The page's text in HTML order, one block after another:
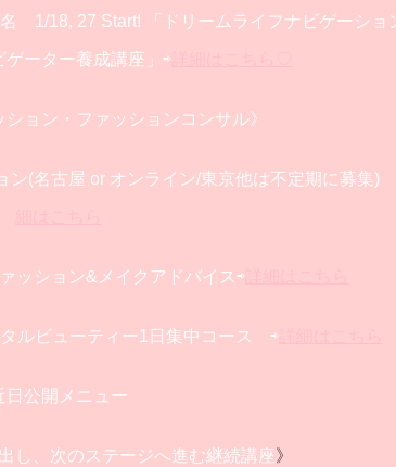
1/18, 27 Start! 「ドリームライフナビゲーショ
ゲーター養成講座」⇨
ション・ファッションコンサル》
ン(名古屋 or オンライン/東京他は不定期に募集)
ッション&メイクアドバイス⇨
ルビューティー1日集中コース ⇨
日公開メニュー
し、次のステージへ進む継続講座》